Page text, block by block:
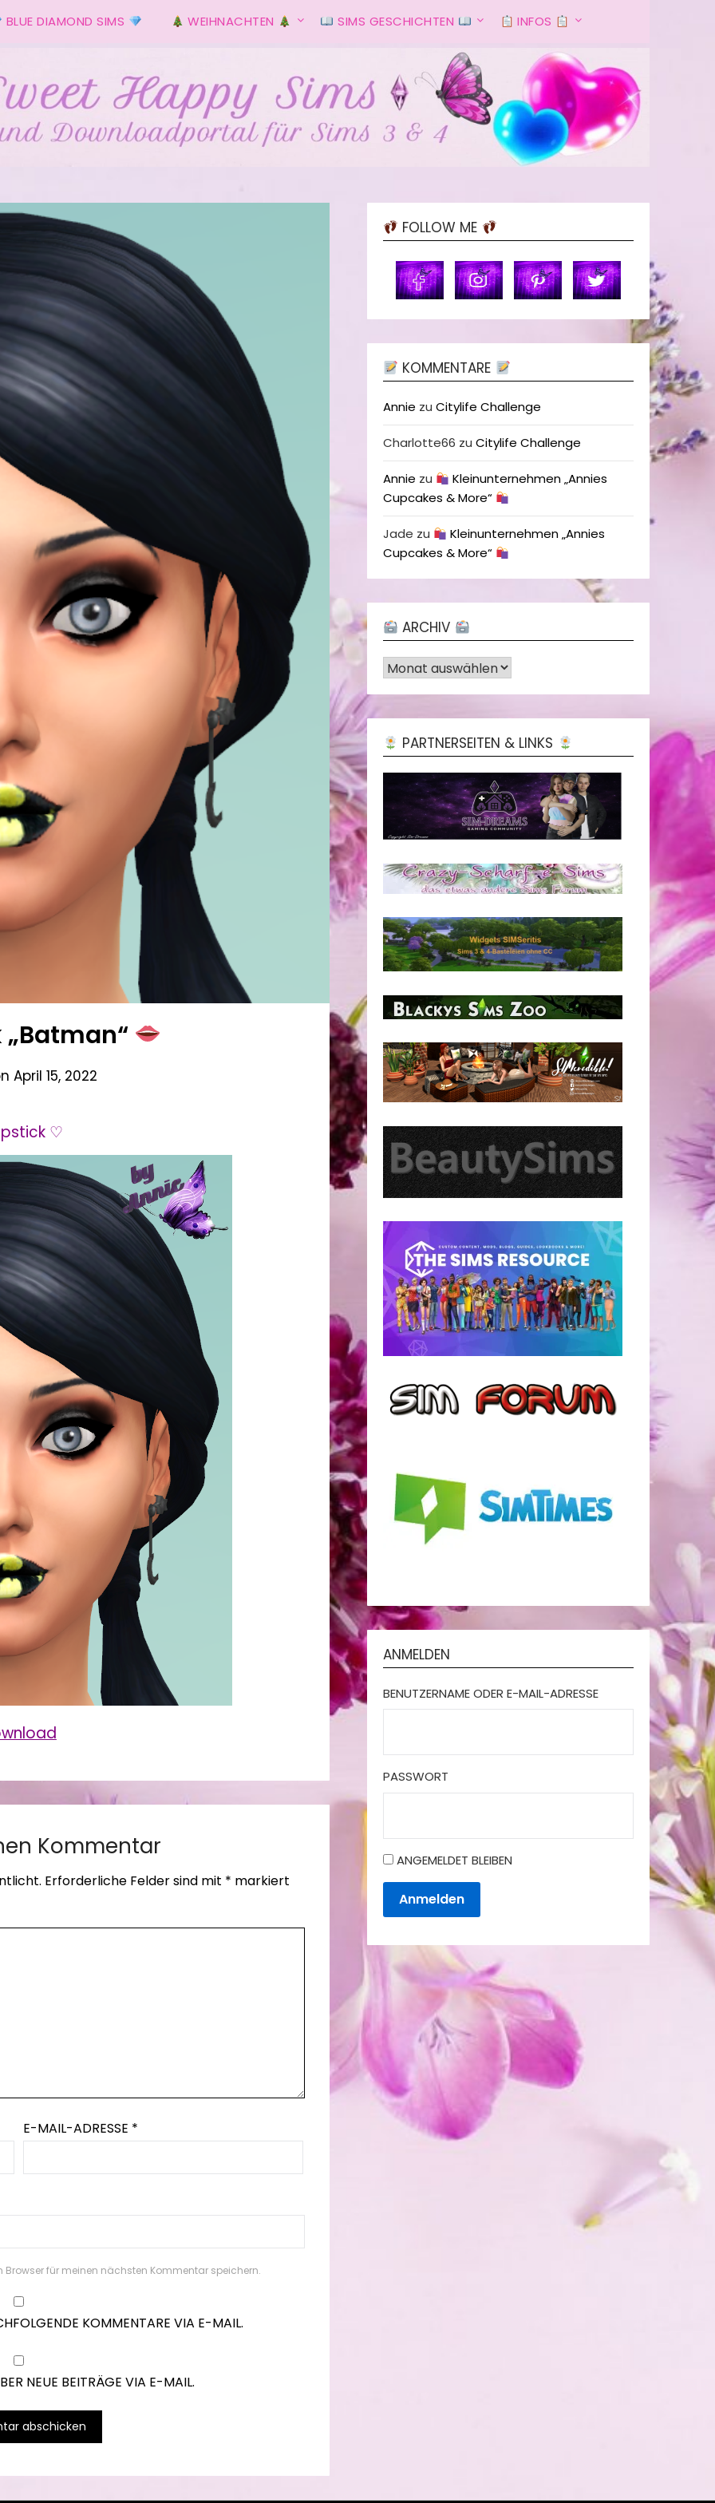
BLUE DIAMOND SIMS WEIHNACHTEN SIMS GESCHICHTEN INFOS
April 15, 2022
♡
Kommentar
Erforderliche Felder sind mit * markiert
E-MAIL-ADRESSE *
für meinen nächsten Kommentar speichern.
KOMMENTARE VIA E-MAIL.
NEUE BEITRÄGE VIA E-MAIL.
FOLLOW ME
KOMMENTARE
Annie zu Citylife Challenge
Charlotte66 zu Citylife Challenge
Annie zu
Kleinunternehmen „Annies
Cupcakes & More“
Jade zu
Kleinunternehmen „Annies
Cupcakes & More“
ARCHIV
Archiv
PARTNERSEITEN & LINKS
ANMELDEN
BENUTZERNAME ODER E-MAIL-ADRESSE
PASSWORT
ANGEMELDET BLEIBEN
Anmelden